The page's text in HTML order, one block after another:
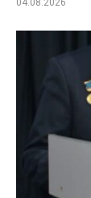
04.08.2026